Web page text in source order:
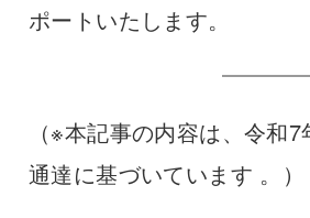
ポートいたします。
（※本記事の内容は、令和
通達に基づいています 。）